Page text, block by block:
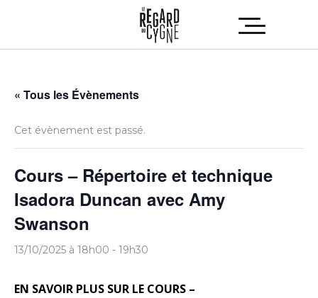
« Tous les Évènements
Cet évènement est passé.
Cours – Répertoire et technique
Isadora Duncan avec Amy
Swanson
13/10/2025 à 18h00 - 19h30
EN SAVOIR PLUS SUR LE COURS –